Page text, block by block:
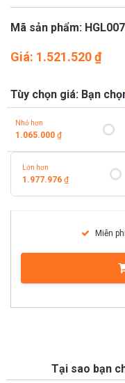
Mã sản phẩm:
Giá: 1.521.520₫
Tùy chọn giá: Bạn
Nhỏ hơn
1.065.000 ₫
Lớn hơn
1.977.976 ₫
Miễn
Tại sao bạn